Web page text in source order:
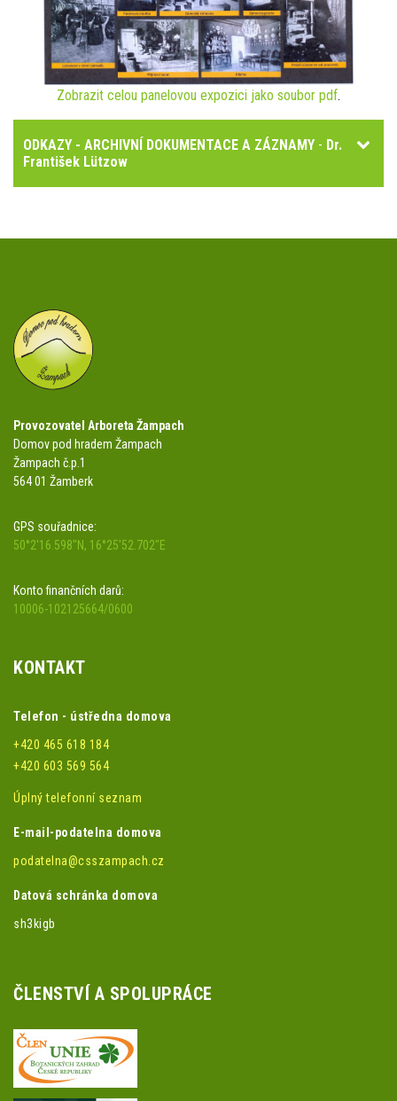
Zobrazit celou panelovou expozici jako soubor pdf.
ODKAZY - ARCHIVNÍ DOKUMENTACE A ZÁZNAMY - Dr.
František Lützow
Provozovatel Arboreta Žampach
Domov pod hradem Žampach
Žampach č.p.1
564 01 Žamberk
GPS souřadnice:
50°2'16.598"N, 16°25'52.702"E
Konto finančních darů:
10006-102125664/0600
KONTAKT
Telefon - ústředna domova
+420 465 618 184
+420 603 569 564
Úplný telefonní seznam
E-mail-podatelna domova
podatelna@csszampach.cz
Datová schránka domova
sh3kigb
ČLENSTVÍ A SPOLUPRÁCE